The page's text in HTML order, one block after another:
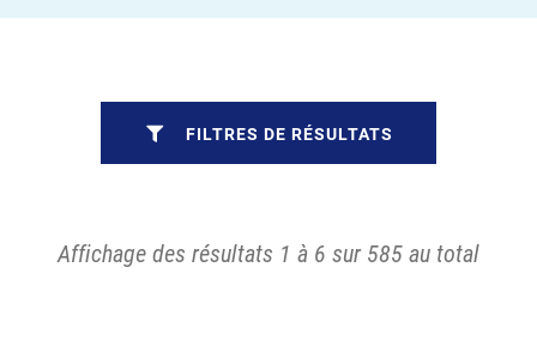
Affichage des résultats 1 à 6 sur 585 au total
FILTRES DE RÉSULTATS